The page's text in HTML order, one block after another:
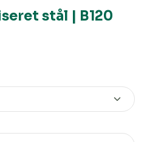
stål | B120